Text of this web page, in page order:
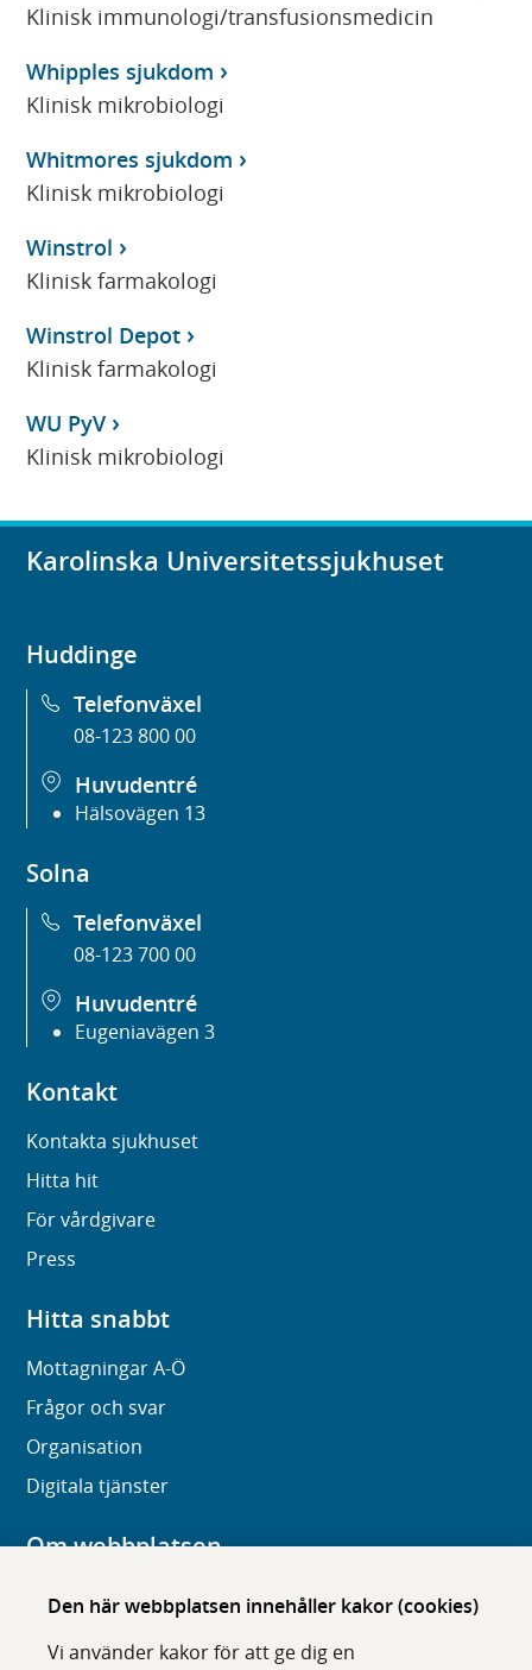
Den här webbplatsen innehåller kakor (cookies)
Vi använder kakor för att ge dig en
Klinisk immunologi/transfusionsmedicin
Whipples sjukdom
Klinisk mikrobiologi
Whitmores sjukdom
Klinisk mikrobiologi
Winstrol
Klinisk farmakologi
Winstrol Depot
Klinisk farmakologi
WU PyV
Klinisk mikrobiologi
Karolinska Universitetssjukhuset
Huddinge
Telefonväxel
08-123 800 00
Huvudentré
Hälsovägen 13
Solna
Telefonväxel
08-123 700 00
Huvudentré
Eugeniavägen 3
Kontakt
Kontakta sjukhuset
Hitta hit
För vårdgivare
Press
Hitta snabbt
Mottagningar A-Ö
Frågor och svar
Organisation
Digitala tjänster
Om webbplatsen
Om karolinska.se